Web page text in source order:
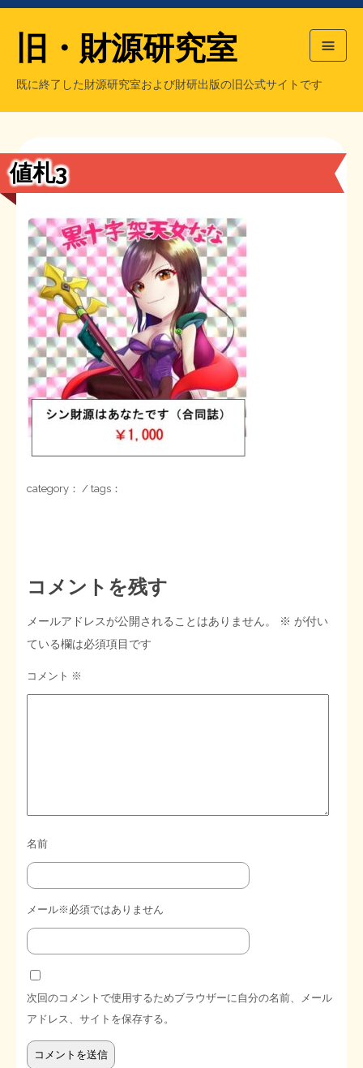
【国の、本当の】財源チラシ／旧・財源研究室
シン財源はあなたです／合同誌／旧・サブカル分室
日本経済を解説するヤンキー／MIHANAマンガ／旧・財研出版
もっと知りたい方へ
マネクリ戦士 RED & BLACK
MMTの学習資料
STOPインボイス作品集
たかの経世済民イラスト集
旧・財源研究室
既に終了した財源研究室および財研出版の旧公式サイトです
旧・財源研究室について
チラシ発行部数
会計報告
旧・財研出版について
会計報告
値札3
category： / tags：
コメントを残す
メールアドレスが公開されることはありません。 ※ が付い
ている欄は必須項目です
コメント ※
名前
メール※必須ではありません
次回のコメントで使用するためブラウザーに自分の名前、メール
アドレス、サイトを保存する。